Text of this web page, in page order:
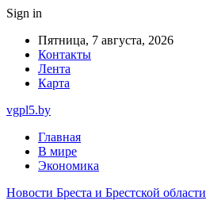
Sign in
Пятница, 7 августа, 2026
Контакты
Лента
Карта
vgpl5.by
Главная
В мире
Экономика
Новости Бреста и Брестской области